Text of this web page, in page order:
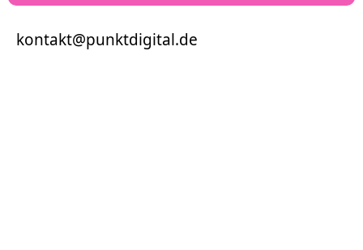
kontakt@punktdigital.de